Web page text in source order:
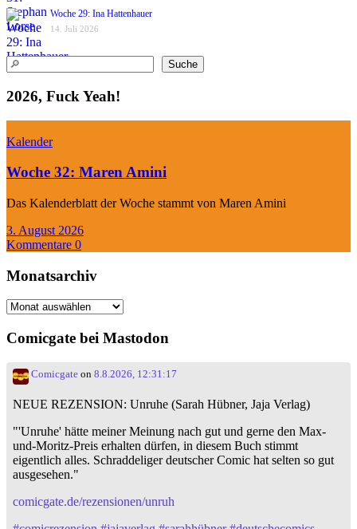
Woche 29: Ina Hattenhauer
14. Juli 2026
Suchen Suche
2026, Fuck Yeah!
Kalender
Woche 32: Maren Amini
Das Kalenderblatt der Woche stammt von Maren Amini
3. August 2026
Kommentare 0
Monatsarchiv
Monatsarchiv
Comicgate bei Mastodon
Comicgate on 8.8.2026, 12:31:17
NEUE REZENSION: Unruhe (Sarah Hübner, Jaja Verlag)
"'Unruhe' hätte meiner Meinung nach gut und gerne den Max-
und-Moritz-Preis erhalten dürfen, in diesem Buch stimmt
eigentlich alles. Schraddeliger deutscher Comic hat selten so gut
ausgesehen."
comicgate.de/rezensionen/unruh